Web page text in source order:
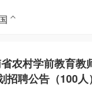
农村学前教育教
招聘公告（100人）